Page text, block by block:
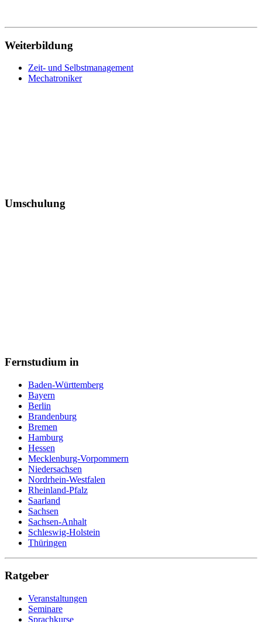
Weiterbildung
Zeit- und Selbstmanagement
Mechatroniker
Umschulung
Fernstudium in
Baden-Württemberg
Bayern
Berlin
Brandenburg
Bremen
Hamburg
Hessen
Mecklenburg-Vorpommern
Niedersachsen
Nordrhein-Westfalen
Rheinland-Pfalz
Saarland
Sachsen
Sachsen-Anhalt
Schleswig-Holstein
Thüringen
Ratgeber
Veranstaltungen
Seminare
Sprachkurse